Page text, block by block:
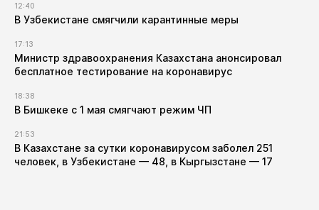
12:40
В Узбекистане смягчили карантинные меры
17:13
Министр здравоохранения Казахстана анонсировал
бесплатное тестирование на коронавирус
18:38
В Бишкеке с 1 мая смягчают режим ЧП
21:53
В Казахстане за сутки коронавирусом заболел 251
человек, в Узбекистане — 48, в Кыргызстане — 17